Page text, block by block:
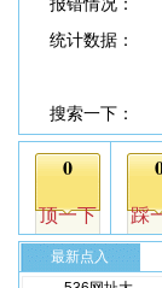
统计数据：
搜索一下：
最新点入